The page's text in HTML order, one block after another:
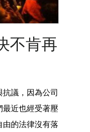
不肯再
議，因為公司
近也經受著壓
的法律沒有落